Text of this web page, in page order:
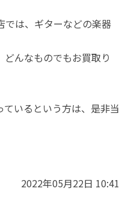
は、ギターなどの楽器
んなものでもお買取り
いるという方は、是非当
2022年05月22日 10:41